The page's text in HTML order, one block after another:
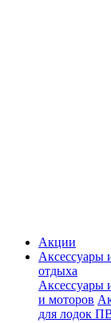
Акции
Аксессуары
отдыха
Аксессуары
и моторов
для лодок